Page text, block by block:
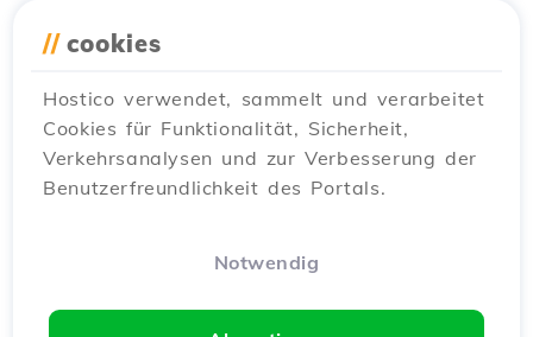
Hinzufügen eines sekundären
Tutorials / Kommerziell
Fügen Sie einen sekundären Kontakt im
Hostico-Kundenkonto hinzu, indem Sie die
einfachen Schritte befolgen. Stellen Sie sicher,
27
Ansichten 3168
// cookies
Hostico verwendet, sammelt und verarbeitet
Cookies für Funktionalität, Sicherheit,
Verkehrsanalysen und zur Verbesserung der
Benutzerfreundlichkeit des Portals.
Notwendig